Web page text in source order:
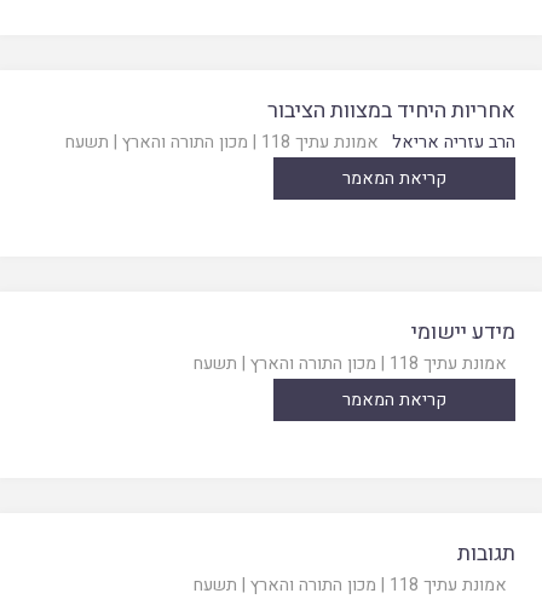
אחריות היחיד במצוות הציבור
הרב עזריה אריאל אמונת עתיך 118 | מכון התורה והארץ | תשעח
קריאת המאמר
מידע יישומי
אמונת עתיך 118 | מכון התורה והארץ | תשעח
קריאת המאמר
תגובות
אמונת עתיך 118 | מכון התורה והארץ | תשעח